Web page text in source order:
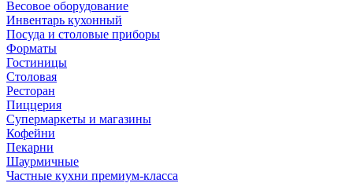
Весовое оборудование
Инвентарь кухонный
Посуда и столовые приборы
Форматы
Гостиницы
Столовая
Ресторан
Пиццерия
Супермаркеты и магазины
Кофейни
Пекарни
Шаурмичные
Частные кухни премиум-класса